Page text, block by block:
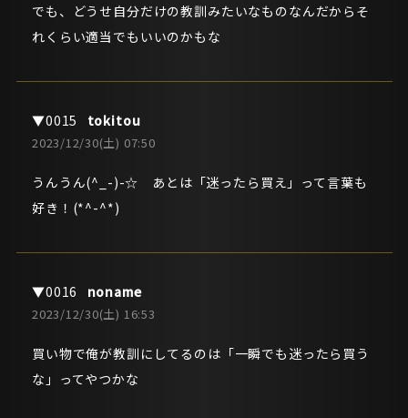
でも、どうせ自分だけの教訓みたいなものなんだからそ
れくらい適当でもいいのかもな
tokitou
2023/12/30(土) 07:50
うんうん(^_-)-☆ あとは「迷ったら買え」って言葉も
好き！(*^-^*)
noname
2023/12/30(土) 16:53
買い物で俺が教訓にしてるのは「一瞬でも迷ったら買う
な」ってやつかな